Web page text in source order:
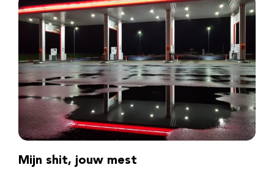
Mijn shit, jouw mest